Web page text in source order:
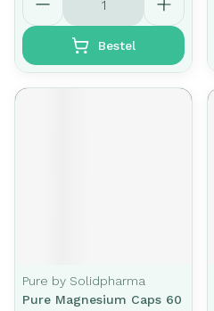
Bestel
Pure by Solidpharma
Pure Magnesium Caps 60